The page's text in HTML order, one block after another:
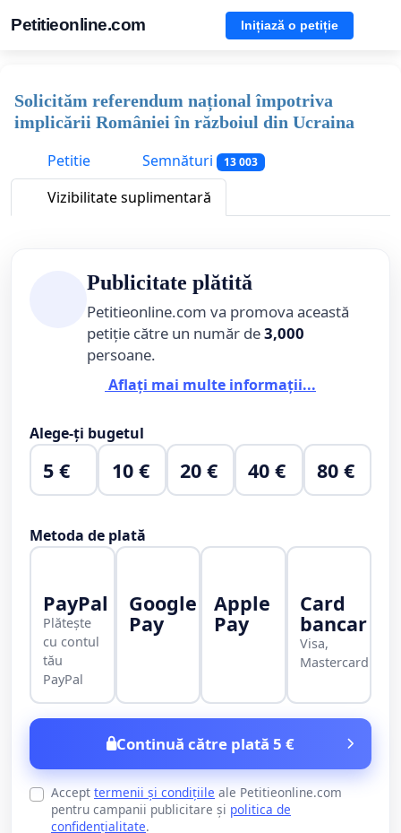
Petitieonline.com Inițiază o petiție
Solicităm referendum național împotriva
implicării României în războiul din Ucraina
Petitie
Semnături 13 003
Vizibilitate suplimentară
Publicitate plătită
Petitieonline.com va promova această
petiție către un număr de3,000
persoane.
Aflați mai multe informații...
Alege-ți bugetul
5 € 10 € 20 € 40 € 80 €
Metoda de plată
PayPal
Plătește
cu contul
tău
PayPal
Google
Pay
Apple
Pay
Card
bancar
Visa,
Mastercard
Continuă către plată 5 €
Accept termenii și condițiile ale Petitieonline.com
pentru campanii publicitare și politica de
confidențialitate.